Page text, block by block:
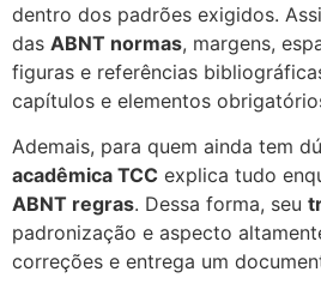
dentro dos padrões exigidos.
das ABNT normas, margens,
figuras e referências
capítulos e elementos
Ademais, para quem ainda tem
acadêmica TCC explica tudo
ABNT regras. Dessa forma, seu
padronização e aspecto
correções e entrega um